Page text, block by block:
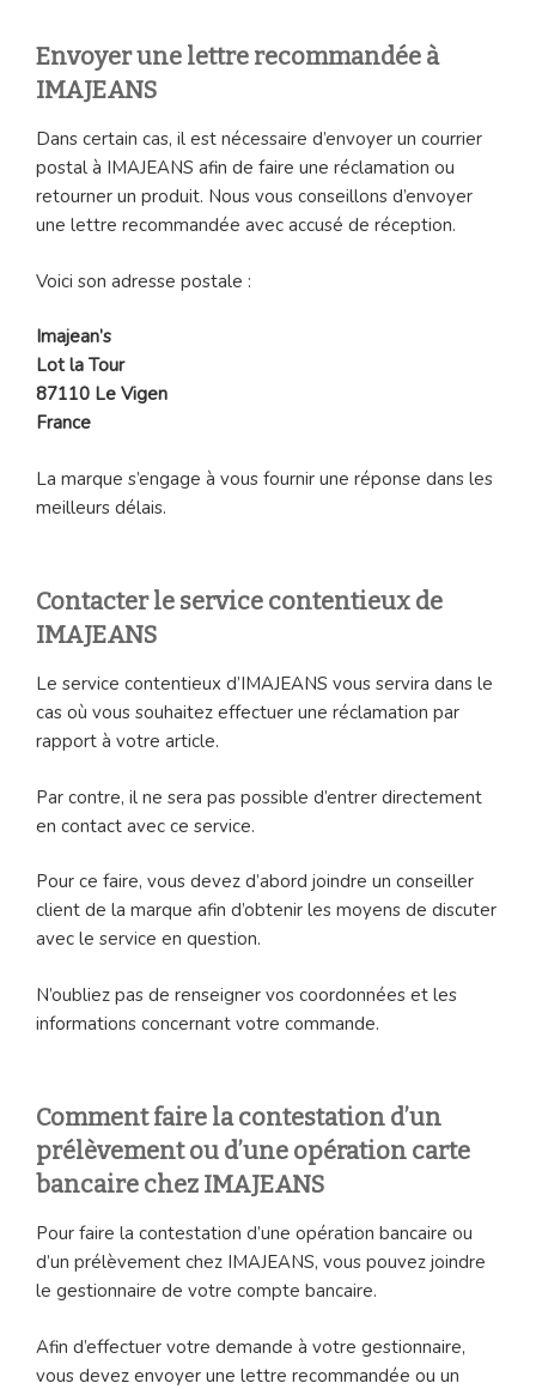
Envoyer une lettre recommandée à
IMAJEANS
Dans certain cas, il est nécessaire d’envoyer un courrier
postal à IMAJEANS afin de faire une réclamation ou
retourner un produit. Nous vous conseillons d’envoyer
une lettre recommandée avec accusé de réception.
Voici son adresse postale :
Imajean’s
Lot la Tour
87110 Le Vigen
France
La marque s’engage à vous fournir une réponse dans les
meilleurs délais.
Contacter le service contentieux de
IMAJEANS
Le service contentieux d’IMAJEANS vous servira dans le
cas où vous souhaitez effectuer une réclamation par
rapport à votre article.
Par contre, il ne sera pas possible d’entrer directement
en contact avec ce service.
Pour ce faire, vous devez d’abord joindre un conseiller
client de la marque afin d’obtenir les moyens de discuter
avec le service en question.
N’oubliez pas de renseigner vos coordonnées et les
informations concernant votre commande.
Comment faire la contestation d’un
prélèvement ou d’une opération carte
bancaire chez IMAJEANS
Pour faire la contestation d’une opération bancaire ou
d’un prélèvement chez IMAJEANS, vous pouvez joindre
le gestionnaire de votre compte bancaire.
Afin d’effectuer votre demande à votre gestionnaire,
vous devez envoyer une lettre recommandée ou un